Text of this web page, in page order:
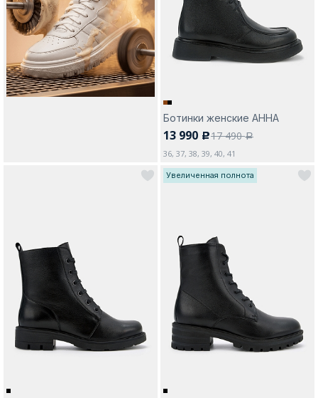
Ботинки женские АННА
13 990 c17 490a
36, 37, 38, 39, 40, 41
Увеличенная полнота